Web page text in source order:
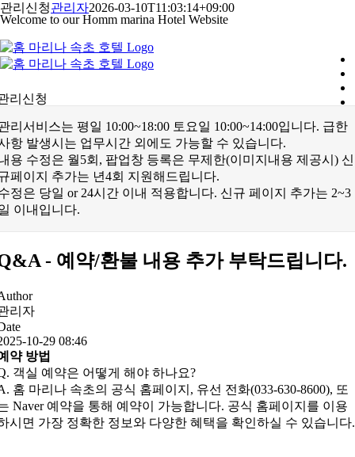
콘
텐
츠
로
건
뛰
기
Welcome to our Homm marina Hotel Website
관리신청관리자2026-03-10T11:03:14+09:00
리신청
리서비스는 평일 10:00~18:00 토요일 10:00~14:00입니다. 급한
항 발생시는 업무시간 외에도 가능할 수 있습니다.
용 수정은 월5회, 팝업창 등록은 무제한(이미지내용 제공시) 신
페이지 추가는 년4회 지원해드립니다.
정은 당일 or 24시간 이내 적용합니다. 신규 페이지 추가는 2~3
이내입니다.
- 예약/환불 내용 추가 부탁드립니다.
리자
10-29 08:46
약 방법
객실 예약은 어떻게 해야 하나요?
홈 마리나 속초의 공식 홈페이지, 유선 전화(033-630-8600), 또
Naver 예약을 통해 예약이 가능합니다. 공식 홈페이지를 이용
시면 가장 정확한 정보와 다양한 혜택을 확인하실 수 있습니다.